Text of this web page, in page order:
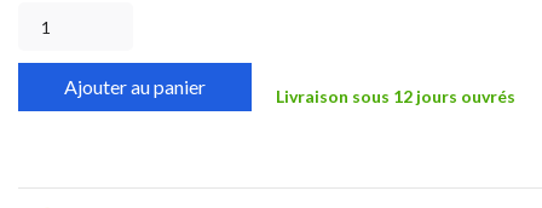
Ajouter au panier Livraison sous 12 jours ouvrés